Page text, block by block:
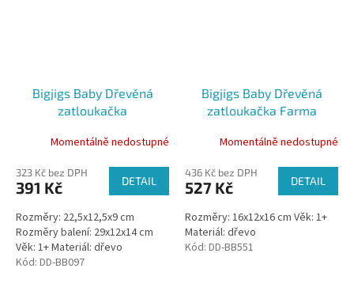
Bigjigs Baby Dřevěná
zatloukačka
Momentálně nedostupné
323 Kč bez DPH
391 Kč DETAIL
Rozměry: 22,5x12,5x9 cm
Rozměry balení: 29x12x14 cm
Věk: 1+ Materiál: dřevo
Kód: DD-BB097
Bigjigs Baby Dřevěná
zatloukačka Farma
Momentálně nedostupné
436 Kč bez DPH
527 Kč DETAIL
Rozměry: 16x12x16 cm Věk: 1+
Materiál: dřevo
Kód: DD-BB551